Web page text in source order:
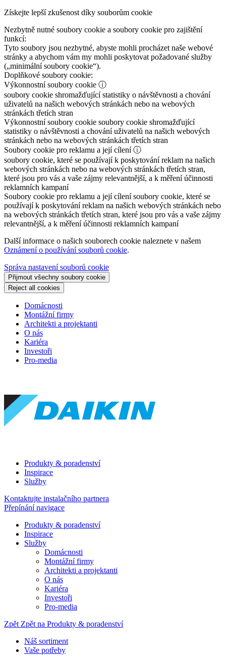
Získejte lepší zkušenost díky souborům cookie
Nezbytně nutné soubory cookie a soubory cookie pro zajištění
funkcí:
Tyto soubory jsou nezbytné, abyste mohli procházet naše webové
stránky a abychom vám my mohli poskytovat požadované služby
(„minimální soubory cookie“).
Doplňkové soubory cookie:
Výkonnostní soubory cookie ⓘ
soubory cookie shromažďující statistiky o návštěvnosti a chování
uživatelů na našich webových stránkách nebo na webových
stránkách třetích stran
Výkonnostní soubory cookie soubory cookie shromažďující
statistiky o návštěvnosti a chování uživatelů na našich webových
stránkách nebo na webových stránkách třetích stran
Soubory cookie pro reklamu a její cílení ⓘ
soubory cookie, které se používají k poskytování reklam na našich
webových stránkách nebo na webových stránkách třetích stran,
které jsou pro vás a vaše zájmy relevantnější, a k měření účinnosti
reklamních kampaní
Soubory cookie pro reklamu a její cílenísoubory cookie, které se
používají k poskytování reklam na našich webových stránkách nebo
na webových stránkách třetích stran, které jsou pro vás a vaše zájmy
relevantnější, a k měření účinnosti reklamních kampaní
Další informace o našich souborech cookie naleznete v našem
Oznámení o používání souborů cookie.
Správa nastavení souborů cookie
Přijmout všechny soubory cookie
Reject all cookies
Domácnosti
Montážní firmy
Architekti a projektanti
O nás
Kariéra
Investoři
Pro-media
Produkty & poradenství
Inspirace
Služby
Kontaktujte instalačního partnera
Přepínání navigace
Produkty & poradenství
Inspirace
Služby
Domácnosti
Montážní firmy
Architekti a projektanti
O nás
Kariéra
Investoři
Pro-media
Zpět Zpět na Produkty & poradenství
Náš sortiment
Vaše potřeby